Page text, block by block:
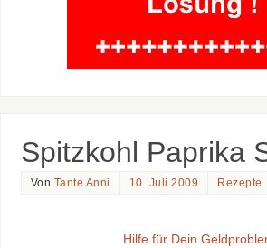
Spitzkohl Paprika
Von Tante Anni 10. Juli 2009 Rezepte
Hilfe für Dein